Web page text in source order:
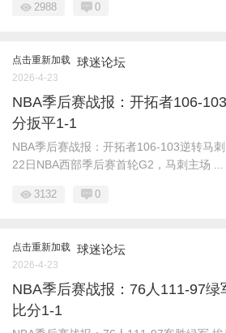
2988 0
点击重新加载 球迷论坛
2026-4-23
NBA季后赛战报：开拓者106-
分扳平1-1
NBA季后赛战报：开拓者106-103逆转马
22日NBA西部季后赛首轮G2，马刺主场 ...
3132 0
点击重新加载 球迷论坛
2026-4-23
NBA季后赛战报：76人111-97绿
比分1-1